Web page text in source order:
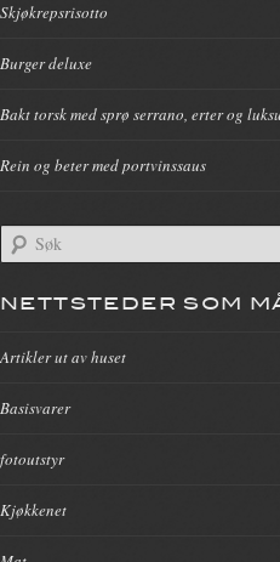
Skjøkrepsrisotto
Burger deluxe
Bakt torsk med sprø serrano, erter og
Rein og beter med portvinssaus
NETTSTEDER SOM
Artikler ut av huset
Basisvarer
fotoutstyr
Kjøkkenet